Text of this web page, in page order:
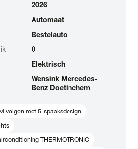
2026
Automaat
Bestelauto
0
Elektrisch
Wensink Mercedes-
Benz Doetinchem
velgen met 5-spaaksdesign
THERMOTRONIC